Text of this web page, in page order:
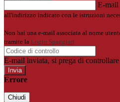
E-mail
all'indirizzo indicato con le istruzioni
Non hai una e-mail associata al nome
tramite la Login Spaggiari
E-mail inviata, si prega di
Errore
Chiudi